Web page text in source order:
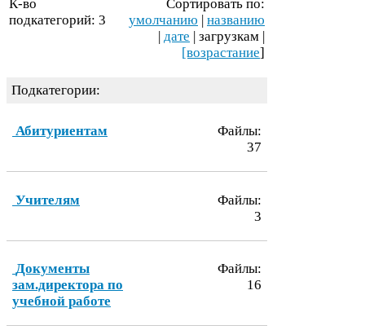
К-​во
подкатегорий: 3
Сортировать по:
умолчанию | названию
| дате | загрузкам |
[возрастание]
Подкатегории:
Абитуриентам
Файлы:
37
Учителям
Файлы:
3
Документы
зам.директора по
учебной работе
Файлы:
16